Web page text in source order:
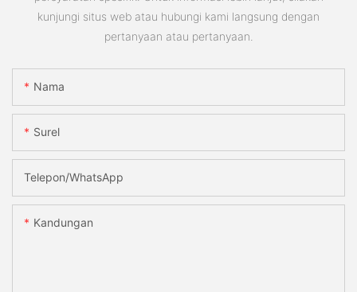
kunjungi situs web atau hubungi kami langsung dengan
pertanyaan atau pertanyaan.
Nama
Surel
Telepon/WhatsApp
Kandungan